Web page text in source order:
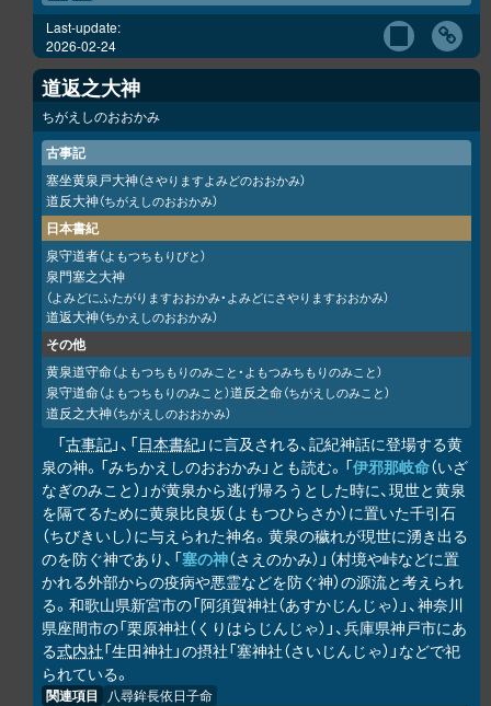
Last-update:
2026-02-24
道返之大神
ちがえしのおおかみ
古事記
塞坐黄泉戸大神（さやりますよみどのおおかみ）
道反大神（ちがえしのおおかみ）
日本書紀
泉守道者（よもつちもりびと）
泉門塞之大神
（よみどにふたがりますおおかみ・よみどにさやりますおおかみ）
道返大神（ちかえしのおおかみ）
その他
黄泉道守命（よもつちもりのみこと・よもつみちもりのみこと）
泉守道命（よもつちもりのみこと）道反之命（ちがえしのみこと）
道反之大神（ちがえしのおおかみ）
「古事記」、「日本書紀」に言及される、記紀神話に登場する黄
泉の神。「みちかえしのおおかみ」とも読む。「伊邪那岐命（いざ
なぎのみこと）」が黄泉から逃げ帰ろうとした時に、現世と黄泉
を隔てるために黄泉比良坂（よもつひらさか）に置いた千引石
（ちびきいし）に与えられた神名。黄泉の穢れが現世に湧き出る
のを防ぐ神であり、「塞の神（さえのかみ）」（村境や峠などに置
かれる外部からの疫病や悪霊などを防ぐ神）の源流と考えられ
る。和歌山県新宮市の「阿須賀神社（あすかじんじゃ）」、神奈川
県座間市の「栗原神社（くりはらじんじゃ）」、兵庫県神戸市にあ
る式内社「生田神社」の摂社「塞神社（さいじんじゃ）」などで祀
られている。
関連項目 八尋鉾長依日子命